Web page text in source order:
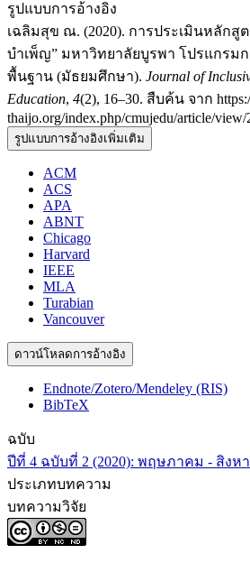
รูปแบบการอ้างอิง
เฉลิมสุข ณ. (2020). การประเมินหลักสู
บำเพ็ญ” มหาวิทยาลัยบูรพา โปรแกรม
พื้นฐาน (มัธยมศึกษา). Journal of
Education, 4(2), 16–30. สืบค้น จาก
thaijo.org/index.php/cmujedu/article/view/
รูปแบบการอ้างอิงเพิ่มเติม
ACM
ACS
APA
ABNT
Chicago
Harvard
IEEE
MLA
Turabian
Vancouver
ดาวน์โหลดการอ้างอิง
Endnote/Zotero/Mendeley (RIS)
BibTeX
ฉบับ
ปีที่ 4 ฉบับที่ 2 (2020): พฤษภาคม - สิงห
ประเภทบทความ
บทความวิจัย